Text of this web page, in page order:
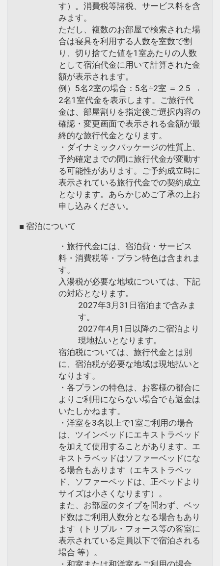
設定期間：2024年4月4日～2026年11月
インターネットコース番号：DP-2-
200000031268
さらに、プールサイドでドリンクや軽食
を愉しんでいただくこともできます。
※プール、ジェットバスをご利用の際は
水着をご着用ください。
※デイタイムのお子様のご利用は身長
120cm以上に制限させていただきます
（足湯は除く）。
※12歳未満のお子様のご利用に際して
は、監督者の同伴をお願いいたします。
※ナイトタイムのご利用・ご入場は18歳
以上に限らせていただきます。（2022
年4月1日より）
※混雑時にはご入場、ご利用時間を制限
させていただく場合もございます。
※お客様の安全のため、荒天時はクロー
ズさせていただく場合がございます。
●【内湯】
＜営業時間＞ 6:30～12:00 ／ 14:00～
最上階、ガラス張りの内湯からは福岡空
港方面の景色を楽しみながら
リラックスした時間を過ごしていただけ
男湯にはドライサウナ、女湯にはスチー
ムサウナも設置。
※お子様のご利用はオムツが取れている
お子様に制限させていただきます。
※12歳未満のお子様のご利用に際して
は、監督者の同伴をお願いいたします。
設定期間：2024年4月4日～2026年11月
インターネットコース番号：DP-2-
200000031269
す）。消費税等諸税、サービス料を含
みます。
ただし、複数のお部屋で検索された場
合は寝具を利用する人数を室数で割
り、切り捨てた値を1室あたりの人数
として宿泊代金に用いて計算された金
額が表示されます。
例）5名2室の場合：5名÷2室 ＝ 2.5 →
2名1室代金を表示します。ご旅行代
金は、部屋割りを指定後ご選択内容の
確認・変更画面で表示される金額が最
終的な旅行代金となります。
・ダイナミックパッケージの性質上、
予約確定までの間に旅行代金が変動す
る可能性があります。ご予約成立時に
表示されている旅行代金での契約成立
となります。あらかじめご了承の上お
申し込みください。
■ 宿泊について
・旅行代金には、宿泊費・サービス
料・消費税等・プラン特色は含まれま
す。
入湯税が必要な地域については、下記
の対応となります。
2027年3月31日宿泊まで含みま
す。
2027年4月1日以降のご宿泊より
現地払いとなります。
宿泊税については、旅行代金とは別
に、宿泊税が必要な地域は現地払いと
なります。
・各プランの特色は、お客様の都合に
よりご利用にならない場合でも返金は
いたしかねます。
・洋室を3名以上で1室ご利用の場合
は、ツインベッドにエキストラベッド
を加えて使用することがあります。エ
キストラベッドはソファーベッドにな
る場合もあります（エキストラベッ
ド、ソファーベッドは、正ベッドより
サイズは小さくなります）。
また、お部屋のタイプを問わず、ベッ
ド数はご利用人数分となる場合もあり
ます（トリプル・フォース等の客室に
表示されている定員以下で宿泊される
場合 等）。